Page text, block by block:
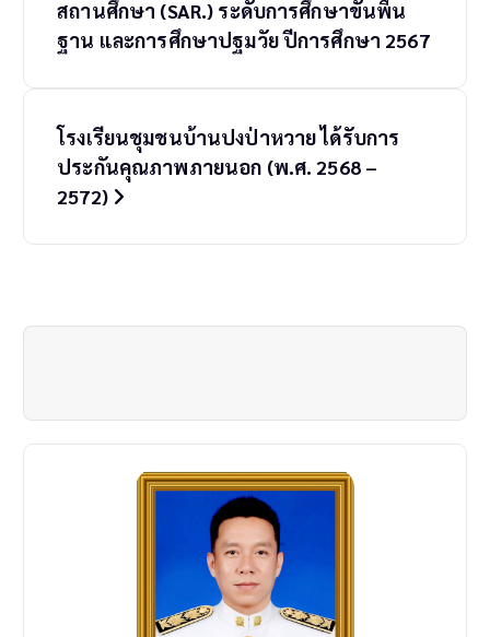
i
สถานศึกษา (SAR.) ระดับการศึกษาขั้นพื้น
ฐาน และการศึกษาปฐมวัย ปีการศึกษา 2567
โรงเรียนชุมชนบ้านปงป่าหวาย ได้รับการ
ประกันคุณภาพภายนอก (พ.ศ. 2568 –
2572)